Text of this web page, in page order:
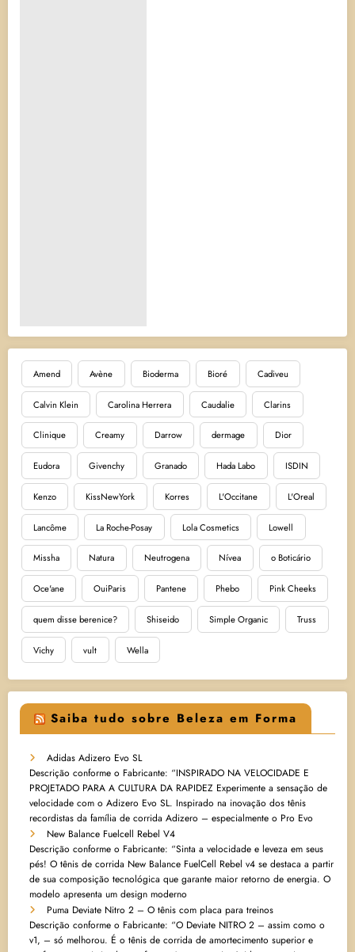
Amend Avène Bioderma Bioré Cadiveu
Calvin Klein Carolina Herrera Caudalie Clarins
Clinique Creamy Darrow dermage Dior
Eudora Givenchy Granado Hada Labo ISDIN
Kenzo KissNewYork Korres L'Occitane L'Oreal
Lancôme La Roche-Posay Lola Cosmetics Lowell
Missha Natura Neutrogena Nívea o Boticário
Oce'ane OuiParis Pantene Phebo Pink Cheeks
quem disse berenice? Shiseido Simple Organic Truss
Vichy vult Wella
Saiba tudo sobre Beleza em Forma
Adidas Adizero Evo SL
Descrição conforme o Fabricante: “INSPIRADO NA VELOCIDADE E
PROJETADO PARA A CULTURA DA RAPIDEZ Experimente a sensação de
velocidade com o Adizero Evo SL. Inspirado na inovação dos tênis
recordistas da família de corrida Adizero – especialmente o Pro Evo
New Balance Fuelcell Rebel V4
Descrição conforme o Fabricante: “Sinta a velocidade e leveza em seus
pés! O tênis de corrida New Balance FuelCell Rebel v4 se destaca a partir
de sua composição tecnológica que garante maior retorno de energia. O
modelo apresenta um design moderno
Puma Deviate Nitro 2 – O tênis com placa para treinos
Descrição conforme o Fabricante: “O Deviate NITRO 2 – assim como o
v1, – só melhorou. É o tênis de corrida de amortecimento superior e